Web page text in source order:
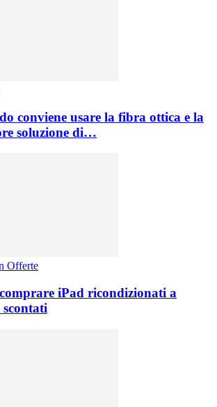
conviene usare la fibra ottica e la
soluzione di…
Offerte
iPad ricondizionati a
scontati